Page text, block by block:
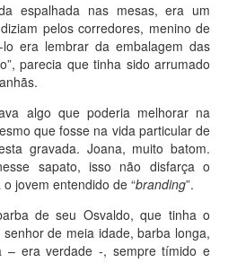
espalhada nas mesas, era um
pelos corredores, menino de
lo era lembrar da embalagem das
parecia que tinha sido arrumado
algo que poderia melhorar na
que fosse na vida particular de
gravada. Joana, muito batom.
sapato, isso não disfarça o
jovem entendido de “branding”.
de seu Osvaldo, que tinha o
de meia idade, barba longa,
– era verdade -, sempre tímido e